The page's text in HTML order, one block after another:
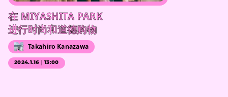
在 MIYASHITA PARK
进行时尚和道德购物
Takahiro Kanazawa
2024.1.16｜13:00